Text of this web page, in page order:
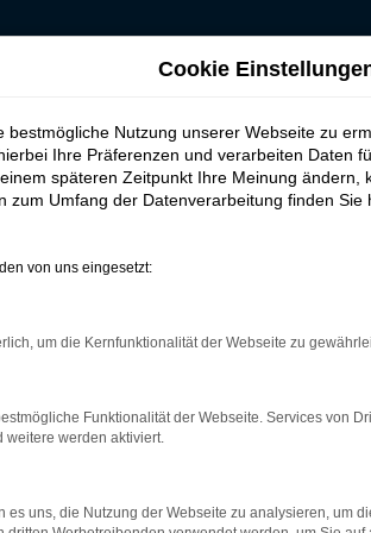
in Marl
ganz sicher das passende Fahrzeug
herausragende Ausstattung und eine
Import sowie als Gebraucht- oder
beraten Sie gerne und stehen Ihnen für all
Network Error
Cookie
bestmögliche Nutzung unserer Webseite zu
Ihre Präferenzen und verarbeiten Daten
späteren Zeitpunkt Ihre Meinung
zum Umfang der Datenverarbeitung finden Sie
von uns eingesetzt:
um die Kernfunktionalität der Webseite zu
Funktionalität der Webseite. Services von
weitere werden aktiviert.
es uns, die Nutzung der Webseite zu analysieren, um